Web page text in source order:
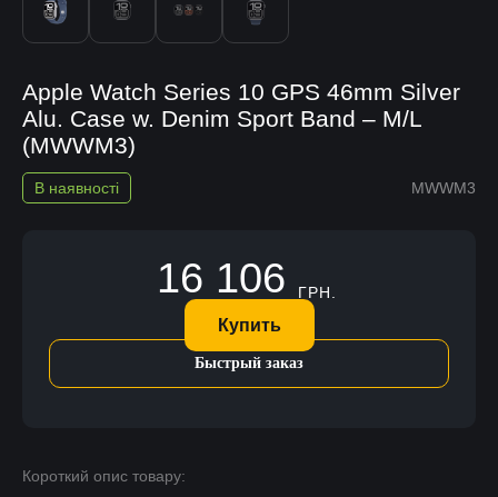
Apple Watch Series 10 GPS 46mm Silver
Alu. Case w. Denim Sport Band – M/L
(MWWM3)
MWWM3
В наявності
Короткий опис товару:
16 106 ГРН.
Купить
Быстрый заказ